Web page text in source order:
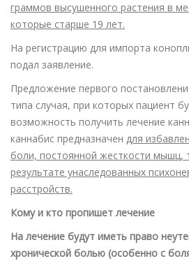
граммов высушенного растения в
которые старше 19 лет.
На регистрацию для импорта
подал заявление.
Предложение первого
типа случая, при которых пациент
возможность получить лечение
каннабис предназначен для
боли, постоянной жесткости мышц,
результате унаследованных
расстройств.
Кому и кто пропишет лечение
На лечение будут иметь право
хронической болью (особенно с